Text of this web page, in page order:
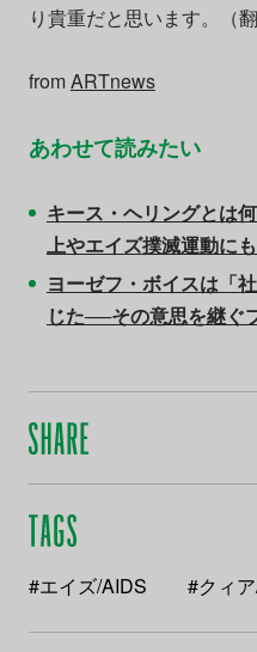
り貴重だと思います。（
fromARTnews
あわせて読みたい
キース・ヘリングとは
上やエイズ撲滅運動に
ヨーゼフ・ボイスは「
じた──その意思を継ぐ
#エイズ/AIDS #クィ